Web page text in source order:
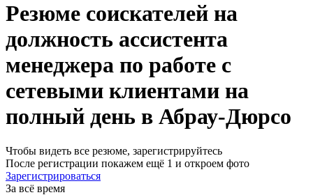
Резюме соискателей на
должность ассистента
менеджера по работе с
сетевыми клиентами на
полный день в Абрау-Дюрсо
Чтобы видеть все резюме, зарегистрируйтесь
После регистрации покажем ещё 1 и откроем фото
Зарегистрироваться
За всё время